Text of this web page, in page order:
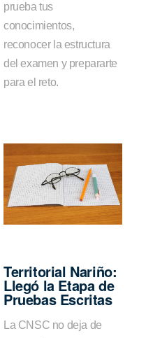
prueba tus
conocimientos,
reconocer la estructura
del examen y prepararte
para el reto.
Territorial Nariño:
Llegó la Etapa de
Pruebas Escritas
La CNSC no deja de